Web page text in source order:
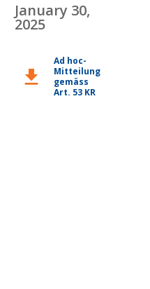
January 30,
2025
download
Ad hoc-
Mitteilung
gemäss
Art. 53 KR